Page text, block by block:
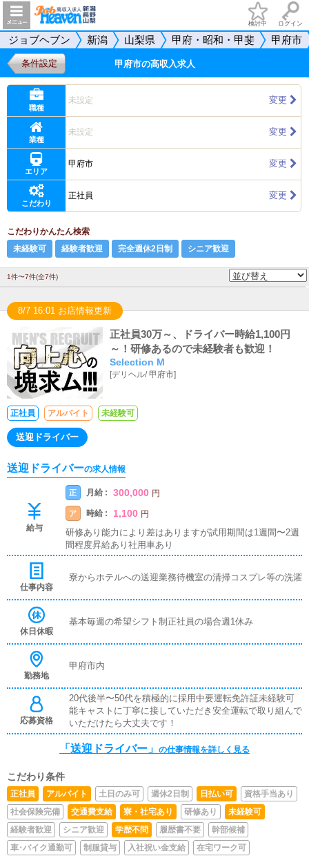
検討中 ログイン
ジョブヘブン 新潟 山梨県 甲府・昭和・甲斐 甲府市
条件設定 甲府市の高収入求人
職種
未設定 変更
業種
未設定 変更
エリア
甲府市 変更
こだわり
正社員 変更
こだわりかんたん検索
未経験可
経験者歓迎 完全週休2日制 シニア歓迎
1件〜7件(全7件)
8/7 16:01 お店情報更新
正社員30万～、ドライバー時給1,100円
～！研修あるので未経験者も歓迎！
Selection M
[デリヘル/甲府市]
正社員 アルバイト 未経験可
送迎ドライバー
送迎ドライバーの求人情報
給与
正 月給 : 300,000 円
ア 時給 : 1,100 円
研修あり能力により差はありますが試用期間は1週間〜2週
間程度昇給あり社用車あり
仕事内容
寮からホテルへの送迎業務待機室の清掃コスプレ等の洗濯
休日休暇
基本毎週の希望シフト制正社員の場合週1休み
勤務地
甲府市内
応募資格
20代後半〜50代を積極的に採用中要運転免許証未経験可
能キャストに丁寧に接していただき安全運転で取り組んで
いただけたら大丈夫です！
「送迎ドライバー」 の仕事情報を詳しく見る
こだわり条件
正社員 アルバイト 土日のみ可 週休2日制 日払い可
資格手当あり
社会保険完備
交通費支給 寮・社宅あり 研修あり
未経験可
経験者歓迎
シニア歓迎 学歴不問 履歴書不要
幹部候補
車･バイク通勤可
制服貸与 入社祝い金支給 在宅ワーク可